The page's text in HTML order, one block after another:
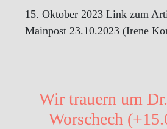
15. Oktober 2023 Link zum
Mainpost 23.10.2023 (Irene
Wir trauern um
Worschech